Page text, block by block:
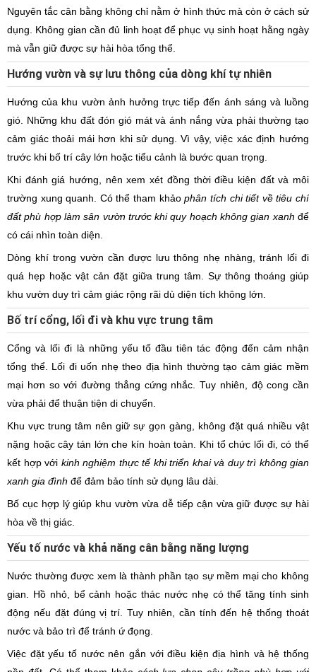
Nguyên tắc cân bằng không chỉ nằm ở hình thức mà còn ở cách sử
dụng. Không gian cần đủ linh hoạt để phục vụ sinh hoạt hằng ngày
mà vẫn giữ được sự hài hòa tổng thể.
Hướng vườn và sự lưu thông của dòng khí tự nhiên
Hướng của khu vườn ảnh hưởng trực tiếp đến ánh sáng và luồng
gió. Những khu đất đón gió mát và ánh nắng vừa phải thường tạo
cảm giác thoải mái hơn khi sử dụng. Vì vậy, việc xác định hướng
trước khi bố trí cây lớn hoặc tiểu cảnh là bước quan trọng.
Khi đánh giá hướng, nên xem xét đồng thời điều kiện đất và môi
trường xung quanh. Có thể tham khảophân tích chi tiết về tiêu chí
đất phù hợp làm sân vườn trước khi quy hoạch không gian xanh để
có cái nhìn toàn diện.
Dòng khí trong vườn cần được lưu thông nhẹ nhàng, tránh lối đi
quá hẹp hoặc vật cản đặt giữa trung tâm. Sự thông thoáng giúp
khu vườn duy trì cảm giác rộng rãi dù diện tích không lớn.
Bố trí cổng, lối đi và khu vực trung tâm
Cổng và lối đi là những yếu tố đầu tiên tác động đến cảm nhận
tổng thể. Lối đi uốn nhẹ theo địa hình thường tạo cảm giác mềm
mại hơn so với đường thẳng cứng nhắc. Tuy nhiên, độ cong cần
vừa phải để thuận tiện di chuyển.
Khu vực trung tâm nên giữ sự gọn gàng, không đặt quá nhiều vật
nặng hoặc cây tán lớn che kín hoàn toàn. Khi tổ chức lối đi, có thể
kết hợp với kinh nghiệm thực tế khi triển khai và duy trì không gian
xanh gia đình để đảm bảo tính sử dụng lâu dài.
Bố cục hợp lý giúp khu vườn vừa dễ tiếp cận vừa giữ được sự hài
hòa về thị giác.
Yếu tố nước và khả năng cân bằng năng lượng
Nước thường được xem là thành phần tạo sự mềm mại cho không
gian. Hồ nhỏ, bể cảnh hoặc thác nước nhẹ có thể tăng tính sinh
động nếu đặt đúng vị trí. Tuy nhiên, cần tính đến hệ thống thoát
nước và bảo trì để tránh ứ đọng.
Việc đặt yếu tố nước nên gắn với điều kiện địa hình và hệ thống